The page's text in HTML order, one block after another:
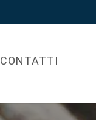
CONTATTI